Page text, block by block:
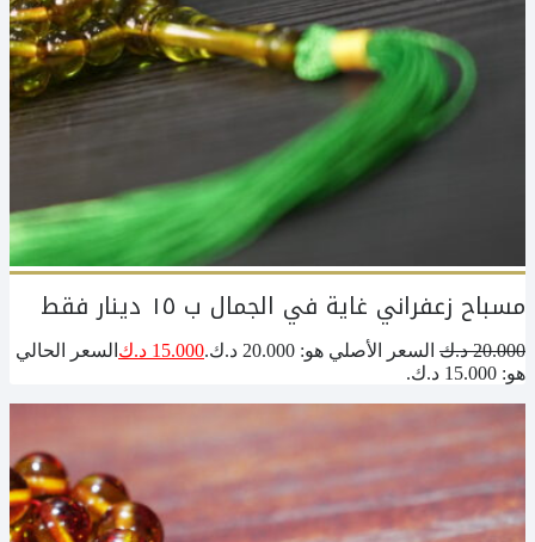
مسباح زعفراني غاية في الجمال ب ١٥ دينار فقط
20.000 د.ك السعر الأصلي هو: 20.000 د.ك. 15.000 د.ك السعر الحالي
هو: 15.000 د.ك.